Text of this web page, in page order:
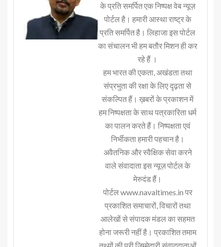
के प्रति समर्पित एक निष्पक्ष वेब न्यूज़
पोर्टल है। हमारी आस्था राष्ट्र के
प्रति समर्पित है। लिहाजा इस पोर्टल
का संचालन भी हम बतौर मिशन ही कर
रहे हैं ।
हम भारत की एकता, अखंडता तथा
संप्रभुता की रक्षा के लिए दृढ़ता से
संकल्पित हैं। ख़बरों के प्रकाशन में
हम निष्पक्षता के साथ पत्रकारिता धर्म
का पालन करते हैं। निष्पक्षता एवं
निर्भीकता हमारी पहचान है।
अवैतनिक और स्वैक्षिक सेवा करने
वाले संवादाता इस न्यूज़ पोर्टल के
मेरुदंड हैं।
पोर्टल www.navaltimes.in पर
प्रकाशित समाचारों, विचारों तथा
आलेखों से संपादक मंडल का सहमत
होना जरूरी नहीं है। प्रकाशित तमाम
तथ्यों की पूरी जिम्मेदारी संवाददाताओं